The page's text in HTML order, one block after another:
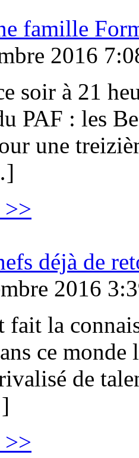
famille
2016
soir à 21
PAF : les
une
>>
déjà de
2016
fait la
ce
de
>>